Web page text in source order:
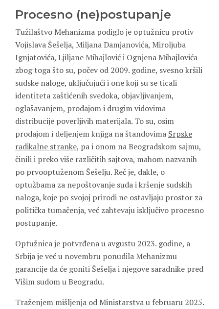
Procesno (ne)postupanje
Tužilaštvo Mehanizma podiglo je optužnicu protiv
Vojislava Šešelja, Miljana Damjanovića, Miroljuba
Ignjatovića, Ljiljane Mihajlović i Ognjena Mihajlovića
zbog toga što su, počev od 2009. godine, svesno kršili
sudske naloge, uključujući i one koji su se ticali
identiteta zaštićenih svedoka, objavljivanjem,
oglašavanjem, prodajom i drugim vidovima
distribucije poverljivih materijala. To su, osim
prodajom i deljenjem knjiga na štandovima Srpske
radikalne stranke, pa i onom na Beogradskom sajmu,
činili i preko više različitih sajtova, mahom nazvanih
po prvooptuženom Šešelju. Reč je, dakle, o
optužbama za nepoštovanje suda i kršenje sudskih
naloga, koje po svojoj prirodi ne ostavljaju prostor za
politička tumačenja, već zahtevaju isključivo procesno
postupanje.
Optužnica je potvrđena u avgustu 2023. godine, a
Srbija je već u novembru ponudila Mehanizmu
garancije da će goniti Šešelja i njegove saradnike pred
Višim sudom u Beogradu.
Traženjem mišljenja od Ministarstva u februaru 2025.